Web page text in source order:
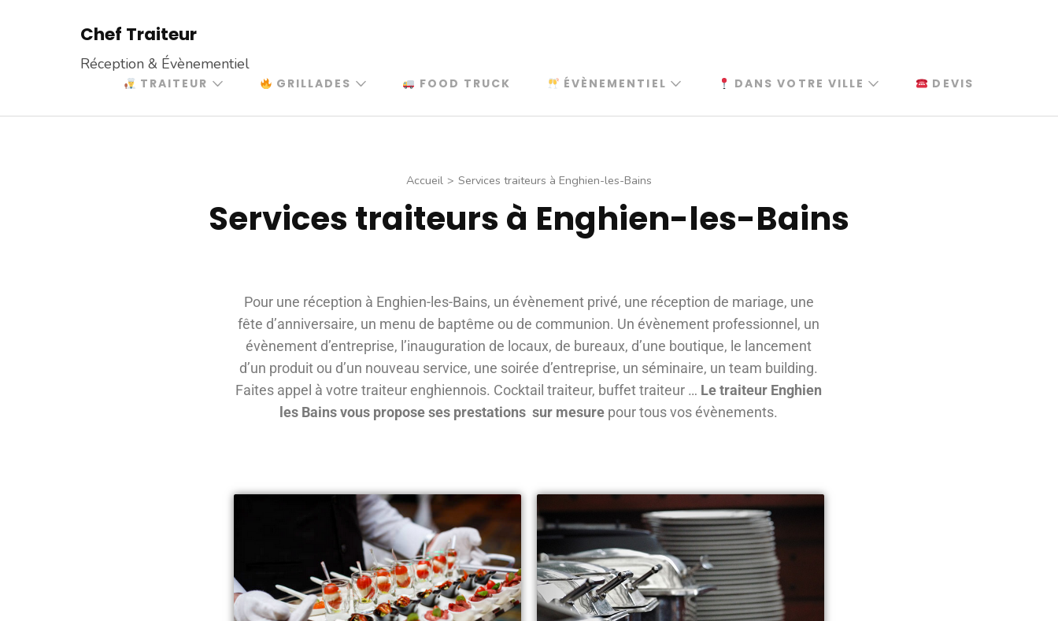
Chef Traiteur
Réception & Évènementiel
TRAITEUR GRILLADES FOOD TRUCK ÉVÈNEMENTIEL DANS VOTRE VILLE DEVIS
Accueil > Services traiteurs à Enghien-les-Bains
Services traiteurs à Enghien-les-Bains
Pour une réception à Enghien-les-Bains, un évènement privé, une réception de mariage, une
fête d’anniversaire, un menu de baptême ou de communion. Un évènement professionnel, un
évènement d’entreprise, l’inauguration de locaux, de bureaux, d’une boutique, le lancement
d’un produit ou d’un nouveau service, une soirée d’entreprise, un séminaire, un team building.
Faites appel à votre traiteur enghiennois. Cocktail traiteur, buffet traiteur … Le traiteur Enghien
les Bains vous propose ses prestations sur mesure pour tous vos évènements.